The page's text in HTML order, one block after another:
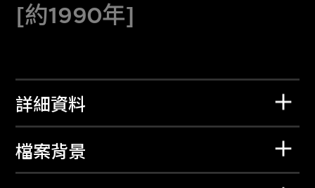
[約1990年]
詳細資料
檔案背景